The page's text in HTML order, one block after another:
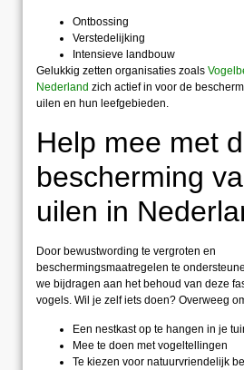
Ontbossing
Verstedelijking
Intensieve landbouw
Gelukkig zetten organisaties zoals
Nederland zich actief in voor de
uilen en hun leefgebieden.
Help mee met
bescherming
uilen in
Door bewustwording te vergroten en
beschermingsmaatregelen te
we bijdragen aan het behoud van deze
vogels. Wil je zelf iets doen? Overweeg
Een nestkast op te hangen in je
Mee te doen met vogeltellingen
Te kiezen voor natuurvriendelijk